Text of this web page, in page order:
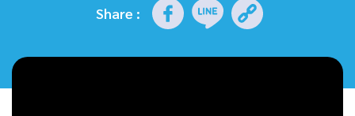
รายการย้อนหลังShare :